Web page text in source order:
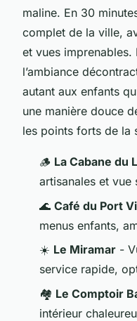
maline. En 30
complet de la ville,
et vues imprenables.
l’ambiance
autant aux enfants
une manière douce
les points forts de la
🪵 La Cabane du
artisanales et vue
🌊 Café du Port
menus enfants,
☀️ Le Miramar -
service rapide,
🏘️ Le Comptoir
intérieur